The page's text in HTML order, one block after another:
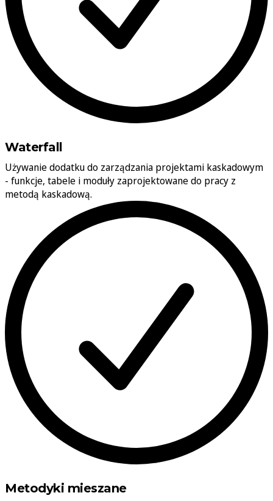
Waterfall
Używanie dodatku do zarządzania projektami kaskadowym
- funkcje, tabele i moduły zaprojektowane do pracy z
metodą kaskadową.
Metodyki mieszane